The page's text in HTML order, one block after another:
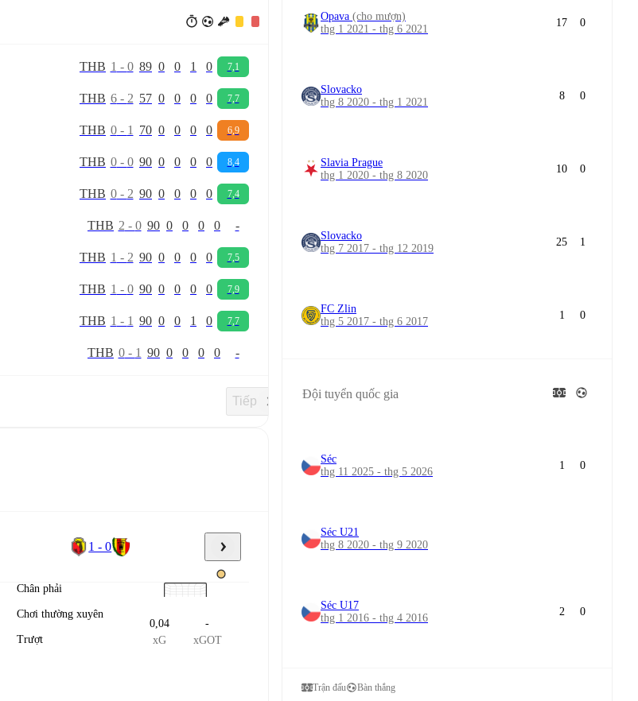
THB 1 - 0 89 0 0 1 0 7,1
THB 6- 2 57 0 0 0 0 7,7
THB 0- 1 70 0 0 0 0 6,9
THB 0- 0 90 0 0 0 0 8,4
THB 0- 2 90 0 0 0 0 7,4
THB 2 - 0 90 0 0 0 0 -
THB 1 - 2 90 0 0 0 0 7,5
THB 1 - 0 90 0 0 0 0 7,9
THB 1 - 1 90 0 0 1 0 7,7
THB 0- 1 90 0 0 0 0 -
Tiếp
1 - 0
Chân phải
Chơi thường xuyên
Trượt
0,04
xG
-
xGOT
Opava (cho mượn)
thg 1 2021 - thg 6 2021
17 0
Slovacko
thg 8 2020 - thg 1 2021
8 0
Slavia Prague
thg 1 2020 - thg 8 2020
10 0
Slovacko
thg 7 2017 - thg 12 2019
25 1
FC Zlin
thg 5 2017 - thg 6 2017
1 0
Đội tuyển quốc gia
Séc
thg 11 2025 - thg 5 2026
1 0
Séc U21
thg 8 2020 - thg 9 2020
Séc U17
thg 1 2016 - thg 4 2016
2 0
Trận đấu Bàn thắng